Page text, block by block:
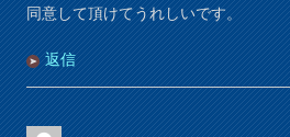
同意して頂けてうれしいです。
返信